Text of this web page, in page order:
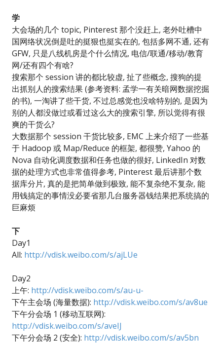
学
大会场的几个 topic, Pinterest 那个没赶上, 老外吐槽中
国网络状况倒是吐的挺狠也挺实在的, 包括多网不通, 还有
GFW, 只是八线机房是个什么情况, 电信/联通/移动/教育
网/还有四个有啥?
搜索那个 session 讲的都比较虚, 扯了些概念, 搜狗的提
出抓别人的搜索结果 (参考资料: 孟学一有关暗网数据挖掘
的书), 一淘讲了些干货, 不过总感觉也没啥特别的, 是因为
别的人都没做过或看过这么大的搜索引擎, 所以觉得有很
爽的干货么?
大数据那个 session 干货比较多, EMC 上来介绍了一些基
于 Hadoop 或 Map/Reduce 的框架, 都很赞, Yahoo 的
Nova 自动化调度数据和任务也做的很好, LinkedIn 对数
据的处理方式也非常值得参考, Pinterest 最后讲那个数
据库分片, 真的是把简单做到极致, 能不复杂绝不复杂, 能
用钱搞定的事情没必要省那几台服务器钱结果把系统搞的
巨麻烦
下
Day1
All: http://vdisk.weibo.com/s/ajLUe
Day2
上午: http://vdisk.weibo.com/s/au-u-
下午主会场 (海量数据): http://vdisk.weibo.com/s/av8ue
下午分会场 1 (移动互联网):
http://vdisk.weibo.com/s/aveIJ
下午分会场 2 (安全): http://vdisk.weibo.com/s/av5bn